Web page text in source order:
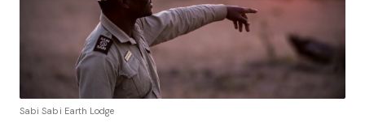
Sabi Sabi Earth Lodge